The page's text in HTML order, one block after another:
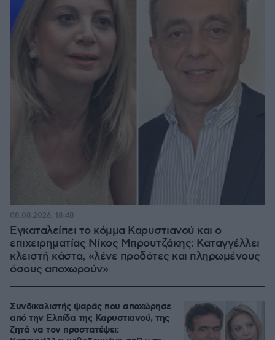
Εγκαταλείπει το κόμμα Καρυστιανού και ο
επιχειρηματίας Νίκος Μπρουτζάκης: Καταγγέλλει
κλειστή κάστα, «λένε προδότες και πληρωμένους
όσους αποχωρούν»
08.08.2026, 18:48
Συνδικαλιστής ψαράς που αποχώρησε
από την Ελπίδα της Καρυστιανού, της
ζητά να τον προστατέψει: